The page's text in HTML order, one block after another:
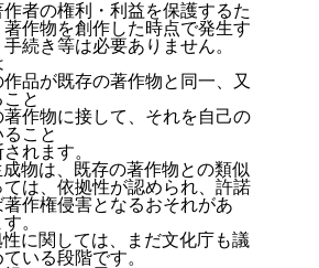
者の権利・利益を保護するた
作物を創作した時点で発生す
続き等は必要ありません。
品が既存の著作物と同一、又
と
作物に接して、それを自己の
こと
れます。
物は、既存の著作物との類似
は、依拠性が認められ、許諾
作権侵害となるおそれがあ
。
に関しては、まだ文化庁も議
いる段階です。